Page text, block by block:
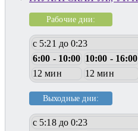
Рабочие дни:
с 5:21 до 0:23
6:00 - 10:00 10:00 - 16:00
12 мин
12 мин
Выходные дни:
с 5:18 до 0:23